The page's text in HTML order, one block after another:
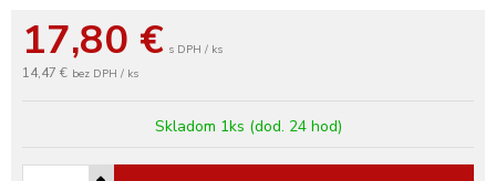
17,80 € s DPH / ks
14,47 € bez DPH / ks
Skladom 1ks (dod. 24 hod)